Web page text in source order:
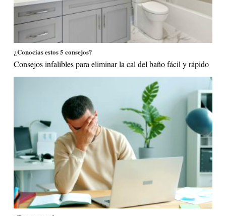
¿Conocías estos 5 consejos?
Consejos infalibles para eliminar la cal del baño fácil y rápido